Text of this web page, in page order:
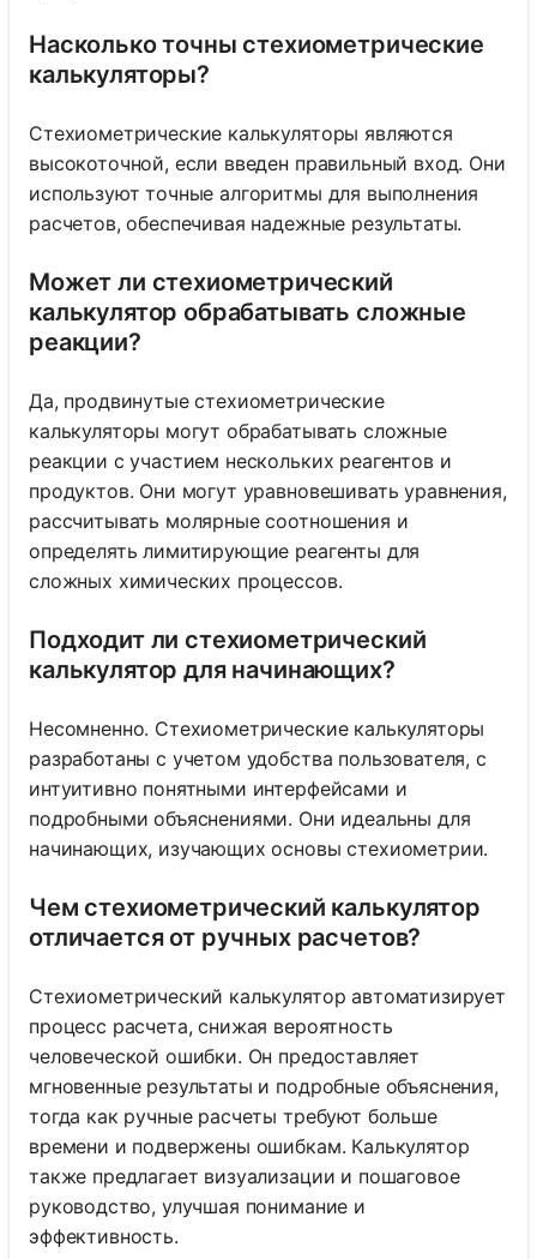
Насколько точны стехиометрические
калькуляторы?
Стехиометрические калькуляторы являются
высокоточной, если введен правильный вход. Они
используют точные алгоритмы для выполнения
расчетов, обеспечивая надежные результаты.
Может ли стехиометрический
калькулятор обрабатывать сложные
реакции?
Да, продвинутые стехиометрические
калькуляторы могут обрабатывать сложные
реакции с участием нескольких реагентов и
продуктов. Они могут уравновешивать уравнения,
рассчитывать молярные соотношения и
определять лимитирующие реагенты для
сложных химических процессов.
Подходит ли стехиометрический
калькулятор для начинающих?
Несомненно. Стехиометрические калькуляторы
разработаны с учетом удобства пользователя, с
интуитивно понятными интерфейсами и
подробными объяснениями. Они идеальны для
начинающих, изучающих основы стехиометрии.
Чем стехиометрический калькулятор
отличается от ручных расчетов?
Стехиометрический калькулятор автоматизирует
процесс расчета, снижая вероятность
человеческой ошибки. Он предоставляет
мгновенные результаты и подробные объяснения,
тогда как ручные расчеты требуют больше
времени и подвержены ошибкам. Калькулятор
также предлагает визуализации и пошаговое
руководство, улучшая понимание и
эффективность.